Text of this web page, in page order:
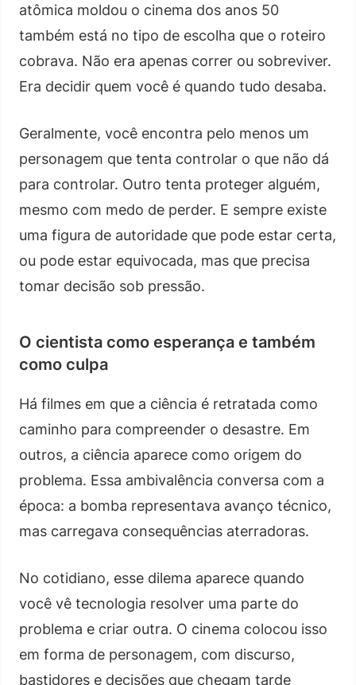
atômica moldou o cinema dos anos 50
também está no tipo de escolha que o roteiro
cobrava. Não era apenas correr ou sobreviver.
Era decidir quem você é quando tudo desaba.
Geralmente, você encontra pelo menos um
personagem que tenta controlar o que não dá
para controlar. Outro tenta proteger alguém,
mesmo com medo de perder. E sempre existe
uma figura de autoridade que pode estar certa,
ou pode estar equivocada, mas que precisa
tomar decisão sob pressão.
O cientista como esperança e também
como culpa
Há filmes em que a ciência é retratada como
caminho para compreender o desastre. Em
outros, a ciência aparece como origem do
problema. Essa ambivalência conversa com a
época: a bomba representava avanço técnico,
mas carregava consequências aterradoras.
No cotidiano, esse dilema aparece quando
você vê tecnologia resolver uma parte do
problema e criar outra. O cinema colocou isso
em forma de personagem, com discurso,
bastidores e decisões que chegam tarde